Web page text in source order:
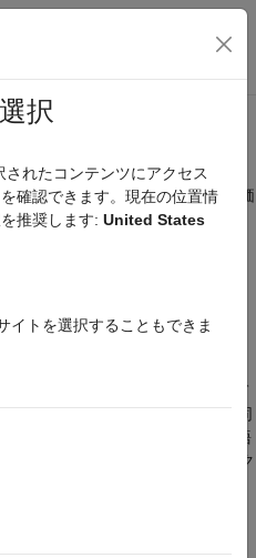
ビゲーション メ
ナリオ、関数呼び出し、および評価
表形式の一連のステップを使用して
す。Test Assessmentブロックと同
では MATLAB
をアクション言語
ブロック アイコンをダブルク
択
れたコンテンツにアクセス
確認できます。現在の位置情
推奨します: United States
イトを選択することもできま